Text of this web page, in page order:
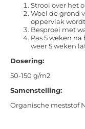
Strooi over het
Woel de grond
oppervlak
Besproei met
Pas 5 weken
weer 5 weken
Dosering:
50-150 g/m2
Samenstelling:
Organische meststof